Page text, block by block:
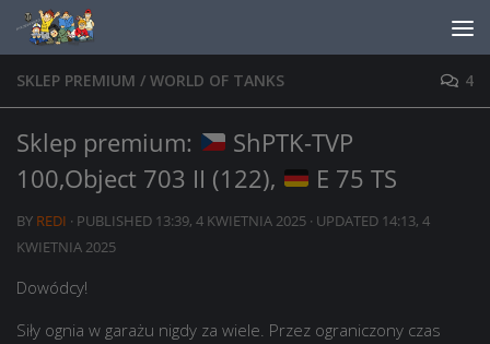
Skip to content
SKLEP PREMIUM / WORLD OF TANKS 4
Sklep premium:
ShPTK-TVP
100,Object 703 II (122),
E 75 TS
BY REDI · PUBLISHED 13:39, 4 KWIETNIA 2025 · UPDATED 14:13, 4
KWIETNIA 2025
Dowódcy!
Siły ognia w garażu nigdy za wiele. Przez ograniczony czas